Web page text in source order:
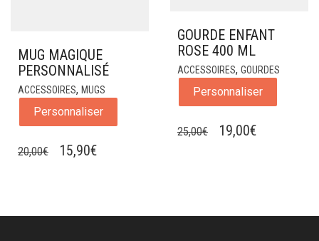
MUG MAGIQUE
PERSONNALISÉ
ACCESSOIRES, MUGS
Personnaliser
20,00€
LE
15,90€LE
GOURDE ENFANT
ROSE 400 ML
ACCESSOIRES, GOURDES
Personnaliser
25,00€
LE
19,00€LE